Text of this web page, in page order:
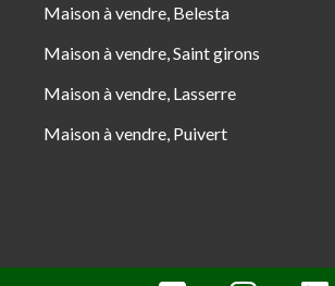
Maison à vendre, Belesta
Maison à vendre, Saint girons
Maison à vendre, Lasserre
Maison à vendre, Puivert